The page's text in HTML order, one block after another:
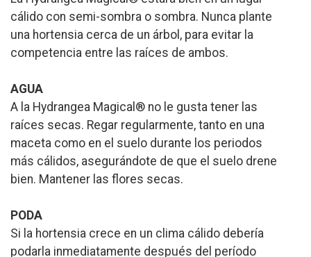
cálido con semi-sombra o sombra. Nunca plante
una hortensia cerca de un árbol, para evitar la
competencia entre las raíces de ambos.
AGUA
A la Hydrangea Magical® no le gusta tener las
raíces secas. Regar regularmente, tanto en una
maceta como en el suelo durante los periodos
más cálidos, asegurándote de que el suelo drene
bien. Mantener las flores secas.
PODA
Si la hortensia crece en un clima cálido debería
podarla inmediatamente después del período